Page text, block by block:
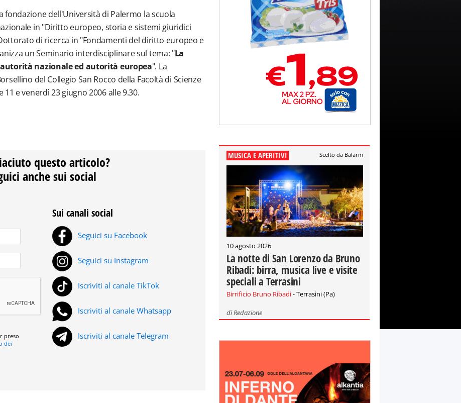
fondazione dell'Università di Palermo la scuola
in "Diritto europeo, storia e sistemi giuridici
di ricerca in "Fondamenti del diritto europeo e
un Seminario interdisciplinare sul tema: "La
nazionale ed autorità europea". La
del Collegio San Rocco della Facoltà di Scienze
11 e venerdì 23 giugno 2006 alle 9.30.
questo articolo?
anche sui social
preso
dei
Sui canali social
Seguici su Facebook
Seguici su Instagram
Iscriviti al canale TikTok
Iscriviti al canale Whatsapp
Iscriviti al canale Telegram
MUSICA E APERITIVI Scelto da Balarm
10 agosto 2026
La notte di San Lorenzo da Bruno
Ribadi: birra, musica live e visite
speciali a Terrasini
Birrificio Bruno Ribadi- Terrasini (Pa)
diRedazione